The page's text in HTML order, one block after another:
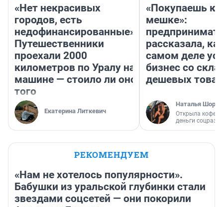
«Нет некрасивых
городов, есть
недофинансированные».
Путешественники
проехали 2000
километров по Уралу на
машине — стоило ли оно
того
Екатерина Литкевич
«Покупаешь
мешке»:
рассказала,
самом деле
бизнес со
дешевых
Наталья
Открыла
деньги
РЕКОМЕНДУЕМ
«Нам не хотелось популярности».
Бабушки из уральской глубинки стали
звездами соцсетей — они покорили